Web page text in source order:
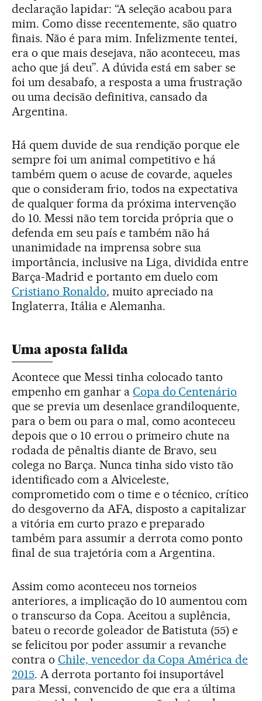
declaração lapidar: “A seleção acabou para
mim. Como disse recentemente, são quatro
finais. Não é para mim. Infelizmente tentei,
era o que mais desejava, não aconteceu, mas
acho que já deu”. A dúvida está em saber se
foi um desabafo, a resposta a uma frustração
ou uma decisão definitiva, cansado da
Argentina.
Há quem duvide de sua rendição porque ele
sempre foi um animal competitivo e há
também quem o acuse de covarde, aqueles
que o consideram frio, todos na expectativa
de qualquer forma da próxima intervenção
do 10. Messi não tem torcida própria que o
defenda em seu país e também não há
unanimidade na imprensa sobre sua
importância, inclusive na Liga, dividida entre
Barça-Madrid e portanto em duelo com
Cristiano Ronaldo, muito apreciado na
Inglaterra, Itália e Alemanha.
Uma aposta falida
Acontece que Messi tinha colocado tanto
empenho em ganhar a Copa do Centenário
que se previa um desenlace grandiloquente,
para o bem ou para o mal, como aconteceu
depois que o 10 errou o primeiro chute na
rodada de pênaltis diante de Bravo, seu
colega no Barça. Nunca tinha sido visto tão
identificado com a Alviceleste,
comprometido com o time e o técnico, crítico
do desgoverno da AFA, disposto a capitalizar
a vitória em curto prazo e preparado
também para assumir a derrota como ponto
final de sua trajetória com a Argentina.
Assim como aconteceu nos torneios
anteriores, a implicação do 10 aumentou com
o transcurso da Copa. Aceitou a suplência,
bateu o recorde goleador de Batistuta (55) e
se felicitou por poder assumir a revanche
contra o Chile, vencedor da Copa América de
2015. A derrota portanto foi insuportável
para Messi, convencido de que era a última